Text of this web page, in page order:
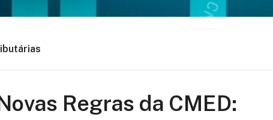
Regras da CMED: